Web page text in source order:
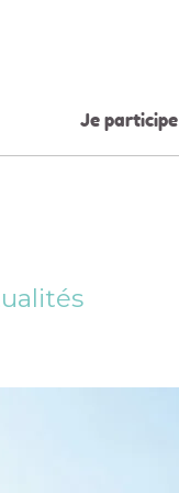
Je participe